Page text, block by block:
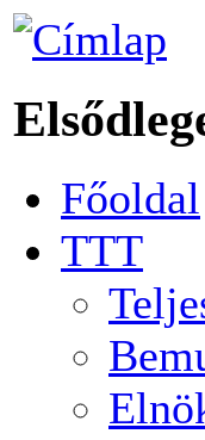
Főoldal
TTT